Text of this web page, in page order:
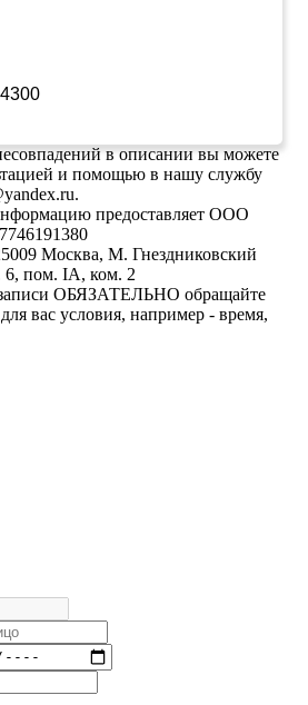
4300
в описании вы можете
и помощью в нашу службу
предоставляет ООО
Москва, М. Гнездниковский
6, пом. IA, ком. 2
ОБЯЗАТЕЛЬНО обращайте
вас условия, например - время,